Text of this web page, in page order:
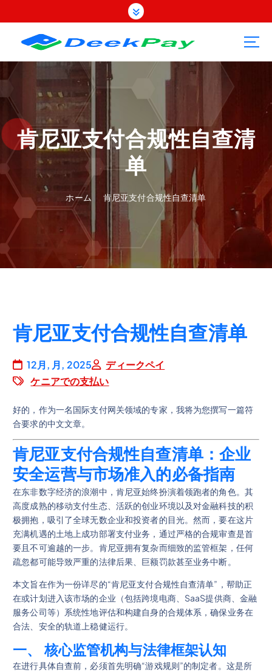
ン
ツ
プ
肯尼亚支付合规性自查清
单
ホーム 肯尼亚支付合规性自查清单
肯尼亚支付合规性自查清单
12月, 月, 2025
ディークペイ
ケニアでの支払い
好的，作为一名国际支付网关领域的专家，我将为您撰写一篇符
合要求的中文文章。
肯尼亚支付合规性自查清单：企业
安全运营与市场准入的必备指南
在东非数字经济的浪潮中，肯尼亚始终扮演着领跑者的角色。其
高度成熟的移动支付生态、活跃的创业环境以及对金融科技的积
极拥抱，吸引了全球无数企业和投资者的目光。然而，要在这片
充满机遇的土地上成功部署支付业务，通过严格的合规审查是首
要且不可逾越的一步。肯尼亚拥有复杂而细致的监管框架，任何
疏忽都可能导致严重的法律后果、巨额罚款甚至业务中断。
本文旨在作为一份详尽的“肯尼亚支付合规性自查清单”，帮助正
在或计划进入该市场的企业（包括跨境电商、SaaS提供商、金融
服务公司等）系统性地评估和构建自身的合规体系，确保业务在
合法、安全的轨道上稳健运行。
一、 核心监管机构与法律框架认知
在进行具体自查前，必须首先明确“游戏规则”的制定者。这是所